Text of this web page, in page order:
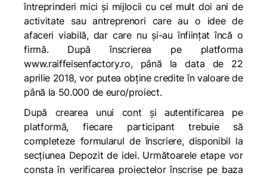
întreprinderi mici și mijlocii cu cel mult doi ani de
activitate sau antreprenori care au o idee de
afaceri viabilă, dar care nu și-au înființat încă o
firmă. După înscrierea pe platforma
www.raiffeisenfactory.ro, până la data de 22
aprilie 2018, vor putea obține credite în valoare de
până la 50.000 de euro/proiect.
După crearea unui cont și autentificarea pe
platformă, fiecare participant trebuie să
completeze formularul de înscriere, disponibil la
secțiunea Depozit de idei. Următoarele etape vor
consta în verificarea proiectelor înscrise pe baza